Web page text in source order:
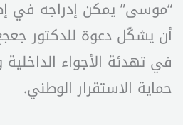
“موسى” يمكن إدراجه في
أن يشكّل دعوة للدكتور
في تهدئة الأجواء
حماية الاستقرار الوطني.